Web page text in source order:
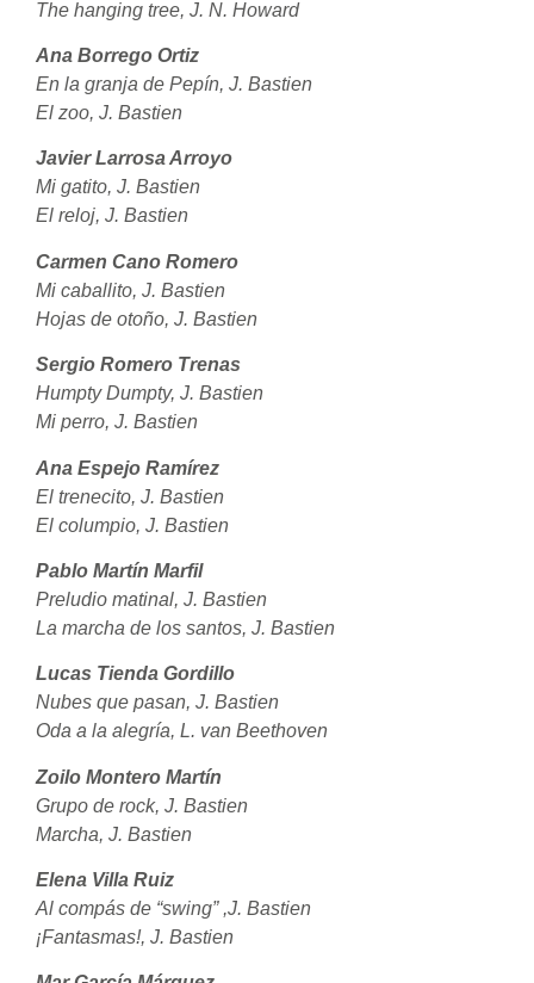
The hanging tree, J. N. Howard
Ana Borrego Ortiz
En la granja de Pepín, J. Bastien
El zoo, J. Bastien
Javier Larrosa Arroyo
Mi gatito, J. Bastien
El reloj, J. Bastien
Carmen Cano Romero
Mi caballito, J. Bastien
Hojas de otoño, J. Bastien
Sergio Romero Trenas
Humpty Dumpty, J. Bastien
Mi perro, J. Bastien
Ana Espejo Ramírez
El trenecito, J. Bastien
El columpio, J. Bastien
Pablo Martín Marfil
Preludio matinal, J. Bastien
La marcha de los santos, J. Bastien
Lucas Tienda Gordillo
Nubes que pasan, J. Bastien
Oda a la alegría, L. van Beethoven
Zoilo Montero Martín
Grupo de rock, J. Bastien
Marcha, J. Bastien
Elena Villa Ruiz
Al compás de “swing” ,J. Bastien
¡Fantasmas!, J. Bastien